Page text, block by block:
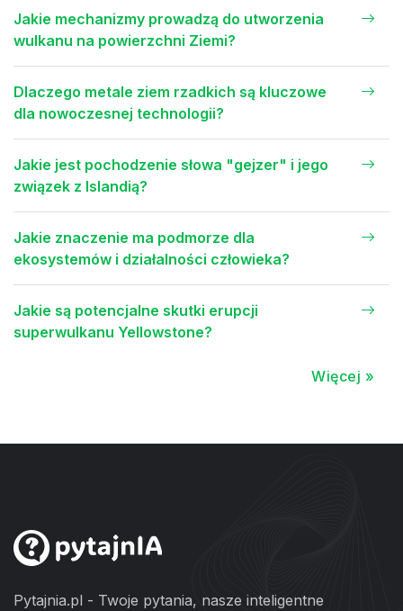
Jakie mechanizmy prowadzą do utworzenia
wulkanu na powierzchni Ziemi?
Dlaczego metale ziem rzadkich są kluczowe
dla nowoczesnej technologii?
Jakie jest pochodzenie słowa "gejzer" i jego
związek z Islandią?
Jakie znaczenie ma podmorze dla
ekosystemów i działalności człowieka?
Jakie są potencjalne skutki erupcji
superwulkanu Yellowstone?
Więcej »
Pytajnia.pl - Twoje pytania, nasze inteligentne